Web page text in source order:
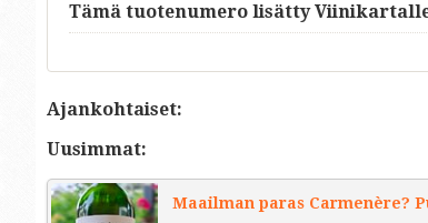
Tämä tuotenumero lisätty
Ajankohtaiset:
Uusimmat:
Maailman paras Carmenère?